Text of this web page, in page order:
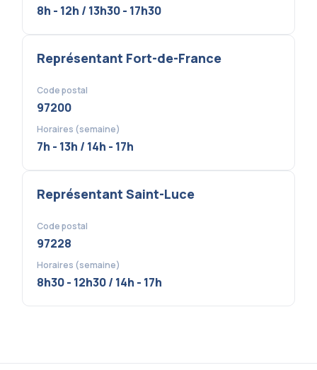
8h - 12h / 13h30 - 17h30
Représentant Fort-de-France
Code postal
97200
Horaires (semaine)
7h - 13h / 14h - 17h
Représentant Saint-Luce
Code postal
97228
Horaires (semaine)
8h30 - 12h30 / 14h - 17h